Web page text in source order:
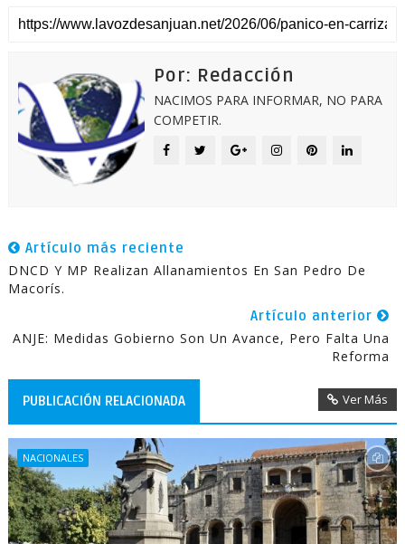
Por: Redacción
NACIMOS PARA INFORMAR, NO PARA
COMPETIR.
Artículo más reciente
DNCD Y MP Realizan Allanamientos En San Pedro De
Macorís.
Artículo anterior
ANJE: Medidas Gobierno Son Un Avance, Pero Falta Una
Reforma
PUBLICACIÓN RELACIONADA Ver Más
NACIONALES